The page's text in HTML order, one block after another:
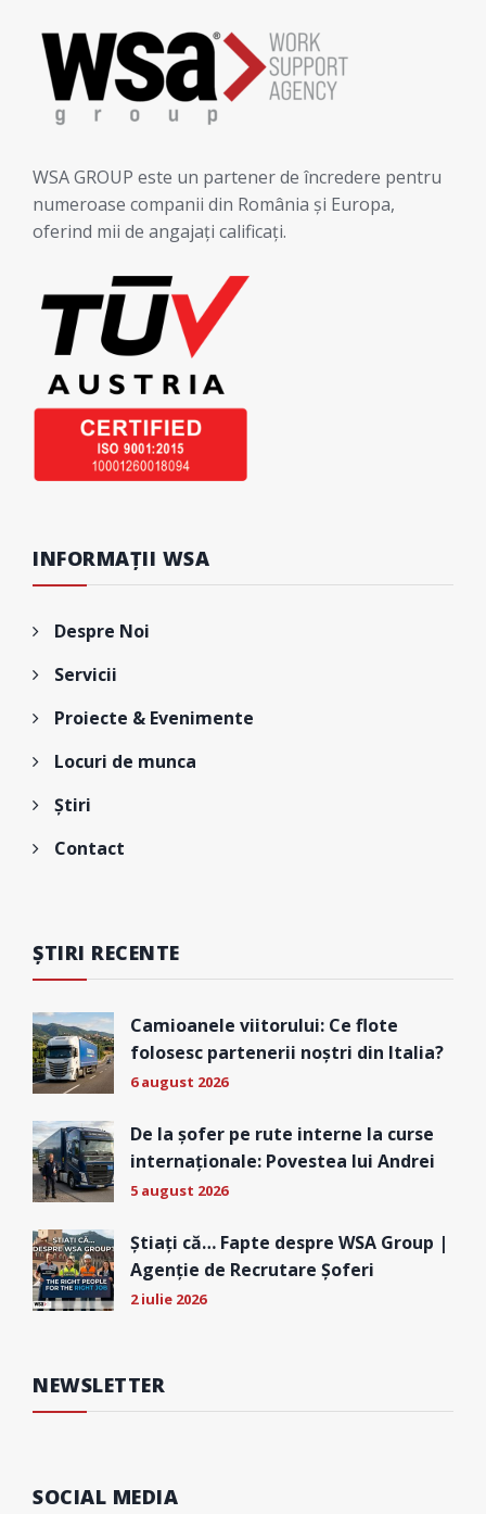
WSA GROUP este un partener de încredere pentru
numeroase companii din România și Europa,
oferind mii de angajați calificați.
INFORMAȚII WSA
Despre Noi
Servicii
Proiecte & Evenimente
Locuri de munca
Știri
Contact
ȘTIRI RECENTE
Camioanele viitorului: Ce flote
folosesc partenerii noștri din Italia?
6 august 2026
De la șofer pe rute interne la curse
internaționale: Povestea lui Andrei
5 august 2026
Știați că… Fapte despre WSA Group |
Agenție de Recrutare Șoferi
2 iulie 2026
NEWSLETTER
SOCIAL MEDIA